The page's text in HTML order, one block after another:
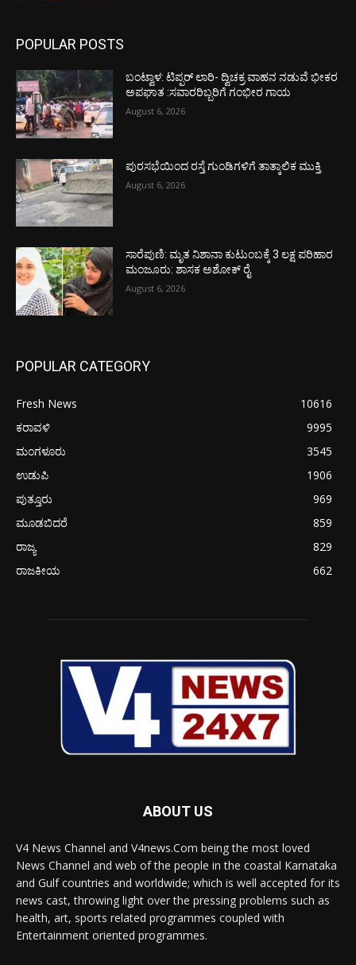
POPULAR POSTS
ಬಂಟ್ವಾಳ: ಟಿಪ್ಪರ್ ಲಾರಿ- ದ್ವಿಚಕ್ರ ವಾಹನ ನಡುವೆ ಭೀಕರ
ಅಪಘಾತ :ಸವಾರರಿಬ್ಬರಿಗೆ ಗಂಭೀರ ಗಾಯ
August 6, 2026
ಪುರಸಭೆಯಿಂದ ರಸ್ತೆ ಗುಂಡಿಗಳಿಗೆ ತಾತ್ಕಾಲಿಕ ಮುಕ್ತಿ
August 6, 2026
ಸಾರೆಪುಣಿ: ಮೃತ ನಿಶಾನಾ ಕುಟುಂಬಕ್ಕೆ 3 ಲಕ್ಷ ಪರಿಹಾರ
ಮಂಜೂರು: ಶಾಸಕ ಅಶೋಕ್ ರೈ
August 6, 2026
POPULAR CATEGORY
Fresh News
10616
ಕರಾವಳಿ
9995
ಮಂಗಳೂರು
3545
ಉಡುಪಿ
1906
ಪುತ್ತೂರು
969
ಮೂಡಬಿದರೆ
859
ರಾಜ್ಯ
829
ರಾಜಕೀಯ
662
ABOUT US
V4 News Channel and V4news.Com being the most loved
News Channel and web of the people in the coastal Karnataka
and Gulf countries and worldwide; which is well accepted for its
news cast, throwing light over the pressing problems such as
health, art, sports related programmes coupled with
Entertainment oriented programmes.